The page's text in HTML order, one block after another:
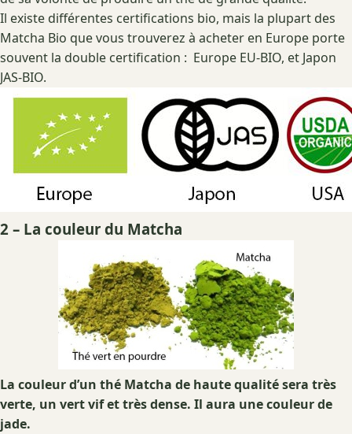
Il existe différentes certifications bio, mais la plupart des
Matcha Bio que vous trouverez à acheter en Europe porte
souvent la double certification : Europe EU-BIO, et Japon
JAS-BIO.
2 – La couleur du Matcha
La couleur d’un thé Matcha de haute qualité sera très
verte, un vert vif et très dense. Il aura une couleur de
jade.